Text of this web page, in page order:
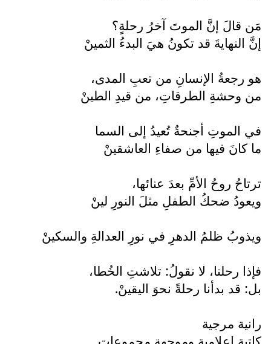
مَن قالَ إنَّ الموتَ آخرُ رحلةٍ؟
إنَّ النهايةَ قد تكونُ هيَ البدءُ الثمينْ
هو رجعةُ الإنسانِ من تعبِ المدى،
من وحشةِ الطرقاتِ، من قيدِ الطينْ
في الموتِ أجنحةٌ تُعيدُ إلى السما
ما كانَ فيها من صفاءِ العاشقينْ
ترتاحُ روحُ الأمِّ بعدَ عنائها،
ويعودُ ضحكُ الطفلِ مثلَ النورِ لينْ
ويذوبُ ظلمُ الدهرِ في نورِ العدالةِ والسكينْ
فإذا رحلنا، لا نقولُ: تلاشتِ الخُطا،
بل: قد بدأنا رحلةً نحوَ اليقينْ.
رانية مرجية